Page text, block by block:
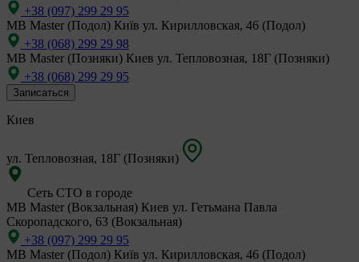
+38 (097) 299 29 95
MB Master (Подол) Київ ул. Кирилловская, 46 (Подол)
+38 (068) 299 29 98
MB Master (Позняки) Киев ул. Тепловозная, 18Г (Позняки)
+38 (068) 299 29 95
Записаться
Киев
ул. Тепловозная, 18Г (Позняки)
Сеть СТО в городе
MB Master (Вокзальная) Киев ул. Гетьмана Павла
Скоропадского, 63 (Вокзальная)
+38 (097) 299 29 95
MB Master (Подол) Київ ул. Кирилловская, 46 (Подол)